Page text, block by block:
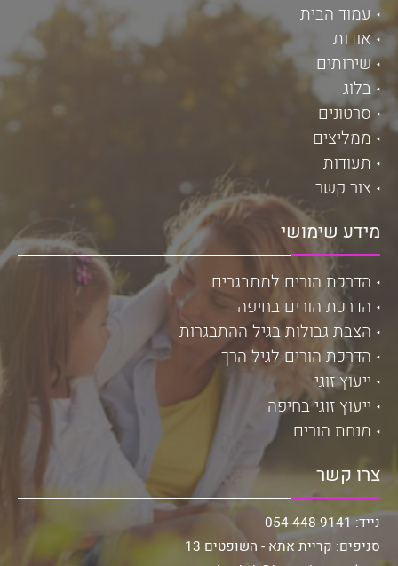
עמוד הבית
אודות
שירותים
בלוג
סרטונים
ממליצים
תעודות
צור קשר
מידע שימושי
הדרכת הורים למתבגרים
הדרכת הורים בחיפה
הצבת גבולות בגיל ההתבגרות
הדרכת הורים לגיל הרך
ייעוץ זוגי
ייעוץ זוגי בחיפה
מנחת הורים
צרו קשר
נייד: 054-448-9141
סניפים: קריית אתא - השופטים 13